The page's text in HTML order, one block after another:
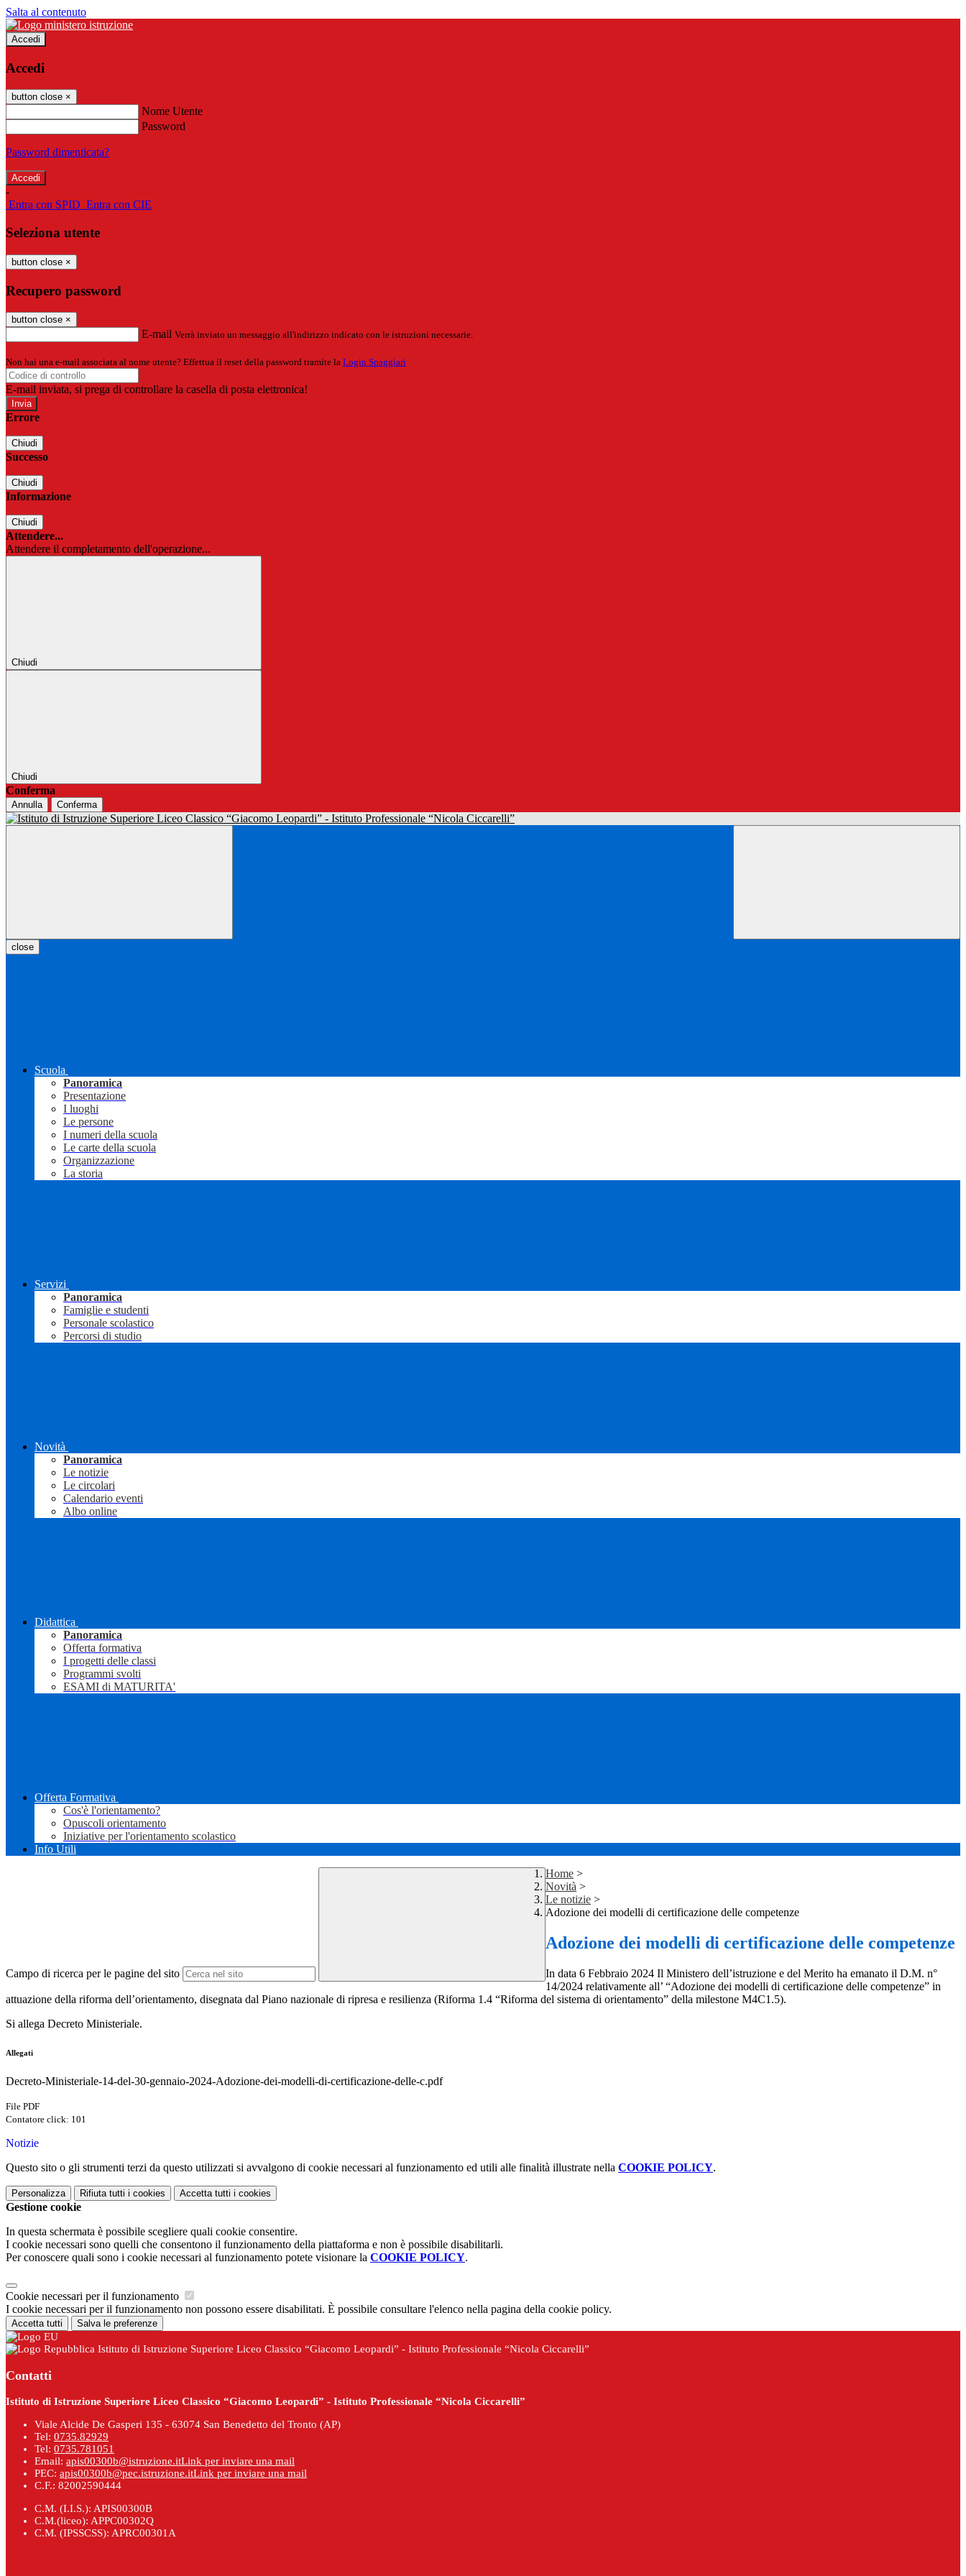
Salta al contenuto
Accedi
Accedi
button close ×
Nome Utente
Password
Password dimenticata?
-
Entra con SPID Entra con CIE
Seleziona utente
button close ×
Recupero password
button close ×
E-mail Verrà inviato un messaggio all'indirizzo indicato con le istruzioni necessarie.
Non hai una e-mail associata al nome utente? Effettua il reset della password tramite la Login Spaggiari
E-mail inviata, si prega di controllare la casella di posta elettronica!
Errore
Chiudi
Successo
Chiudi
Informazione
Chiudi
Attendere...
Attendere il completamento dell'operazione...
Chiudi
Chiudi
Conferma
Annulla Conferma
close
Scuola
Panoramica
Presentazione
I luoghi
Le persone
I numeri della scuola
Le carte della scuola
Organizzazione
La storia
Servizi
Panoramica
Famiglie e studenti
Personale scolastico
Percorsi di studio
Novità
Panoramica
Le notizie
Le circolari
Calendario eventi
Albo online
Didattica
Panoramica
Offerta formativa
I progetti delle classi
Programmi svolti
ESAMI di MATURITA'
Offerta Formativa
Cos'è l'orientamento?
Opuscoli orientamento
Iniziative per l'orientamento scolastico
Info Utili
Campo di ricerca per le pagine del sito
Home >
Novità >
Le notizie >
Adozione dei modelli di certificazione delle competenze
Adozione dei modelli di certificazione delle competenze
In data 6 Febbraio 2024 Il Ministero dell’istruzione e del Merito ha emanato il D.M. n°
14/2024 relativamente all’ “Adozione dei modelli di certificazione delle competenze” in
attuazione della riforma dell’orientamento, disegnata dal Piano nazionale di ripresa e resilienza (Riforma 1.4 “Riforma del sistema di orientamento” della milestone M4C1.5).
Si allega Decreto Ministeriale.
Allegati
Decreto-Ministeriale-14-del-30-gennaio-2024-Adozione-dei-modelli-di-certificazione-delle-c.pdf
File PDF
Contatore click: 101
Notizie
Questo sito o gli strumenti terzi da questo utilizzati si avvalgono di cookie necessari al funzionamento ed utili alle finalità illustrate nella COOKIE POLICY.
Personalizza Rifiuta tutti i cookies Accetta tutti i cookies
Gestione cookie
In questa schermata è possibile scegliere quali cookie consentire.
I cookie necessari sono quelli che consentono il funzionamento della piattaforma e non è possibile disabilitarli.
Per conoscere quali sono i cookie necessari al funzionamento potete visionare la COOKIE POLICY.
Cookie necessari per il funzionamento
I cookie necessari per il funzionamento non possono essere disabilitati. È possibile consultare l'elenco nella pagina della cookie policy.
Accetta tutti Salva le preferenze
Istituto di Istruzione Superiore Liceo Classico “Giacomo Leopardi” - Istituto Professionale “Nicola Ciccarelli”
Contatti
Istituto di Istruzione Superiore Liceo Classico “Giacomo Leopardi” - Istituto Professionale “Nicola Ciccarelli”
Viale Alcide De Gasperi 135 - 63074 San Benedetto del Tronto (AP)
Tel: 0735.82929
Tel: 0735.781051
Email: apis00300b@istruzione.itLink per inviare una mail
PEC: apis00300b@pec.istruzione.itLink per inviare una mail
C.F.: 82002590444
C.M. (I.I.S.): APIS00300B
C.M.(liceo): APPC00302Q
C.M. (IPSSCSS): APRC00301A